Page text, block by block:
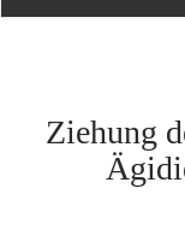
Ziehung